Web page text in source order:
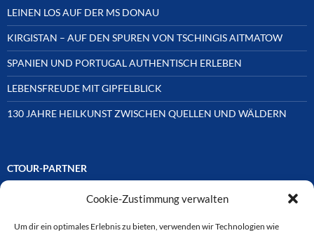
Cookie-Zustimmung verwalten
Um dir ein optimales Erlebnis zu bieten, verwenden wir Technologien wie
LEINEN LOS AUF DER MS DONAU
KIRGISTAN – AUF DEN SPUREN VON TSCHINGIS AITMATOW
SPANIEN UND PORTUGAL AUTHENTISCH ERLEBEN
LEBENSFREUDE MIT GIPFELBLICK
130 JAHRE HEILKUNST ZWISCHEN QUELLEN UND WÄLDERN
CTOUR-PARTNER
Unsere Reisejournalisten-Vereinigung ist über Mitglieder und
ausgewählten Partnern der Medien- und Tourismusbranche